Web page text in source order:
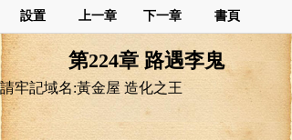
設置 上一章 下一章 書頁
第224章 路遇李鬼
請牢記域名:黃金屋 造化之王